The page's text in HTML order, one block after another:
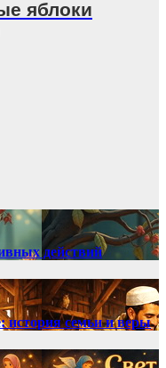
яблоки
действий
история семьи и веры